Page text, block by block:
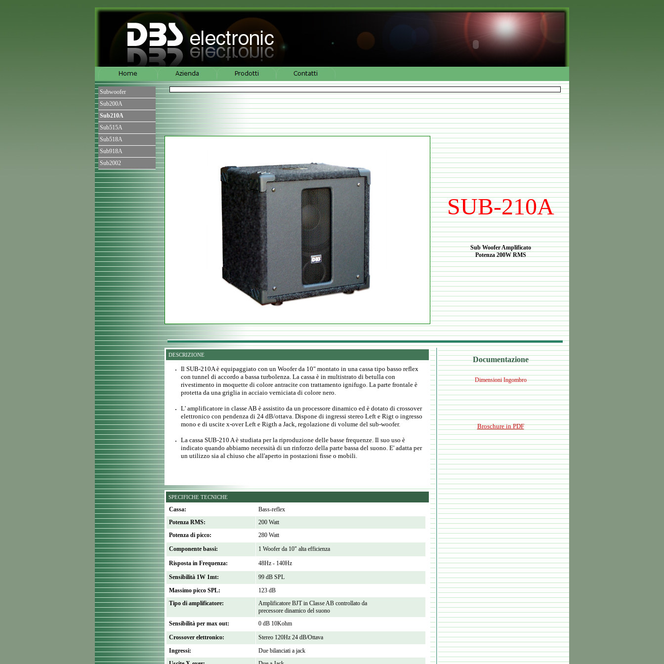
SUB-210A
Sub Woofer Amplificato
Potenza 200W RMS
DESCRIZIONE
Il SUB-210A è equipaggiato con un Woofer da 10" montato in una cassa tipo basso reflex
con tunnel di accordo a bassa turbolenza. La cassa è in multistrato di betulla con
rivestimento in moquette di colore antracite con trattamento ignifugo. La parte frontale è
protetta da una griglia in acciaio verniciata di colore nero.
L' amplificatore in classe AB è assistito da un processore dinamico ed è dotato di crossover
elettronico con pendenza di 24 dB/ottava. Dispone di ingressi stereo Left e Rigt o ingresso
mono e di uscite x-over Left e Rigth a Jack, regolazione di volume del sub-woofer.
La cassa SUB-210 A è studiata per la riproduzione delle basse frequenze. Il suo uso è
indicato quando abbiamo necessità di un rinforzo della parte bassa del suono. E' adatta per
un utilizzo sia al chiuso che all'aperto in postazioni fisse o mobili.
Documentazione
Dimensioni Ingombro
Broschure in PDF
SPECIFICHE TECNICHE
Cassa:
Bass-reflex
Potenza RMS:
200 Watt
Potenza di picco:
280 Watt
Componente bassi:
1 Woofer da 10" alta efficienza
Risposta in Frequenza:
48Hz - 140Hz
Sensibilità 1W 1mt:
99 dB SPL
Massimo picco SPL:
123 dB
Tipo di amplificatore:
Amplificatore BJT in Classe AB controllato da
precessore dinamico del suono
Sensibilità per max out:
0 dB 10Kohm
Crossover elettronico:
Stereo 120Hz 24 dB/Ottava
Ingressi:
Due bilanciati a jack
Subwoofer
Sub200A
Sub210A
Sub515A
Sub518A
Sub918A
Sub2002